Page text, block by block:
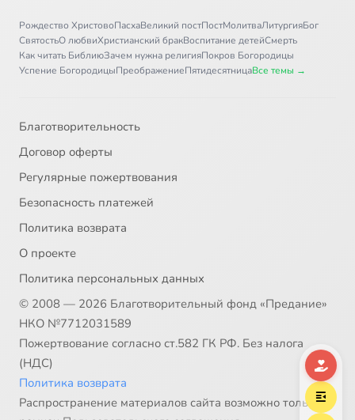
Рождество ХристовоПасхаВеликий постПостМолитваЛитургияБог
СвятостьО любвиХристианский бракВоспитание детейСмерть
Как читать БиблиюЗачем нужна религияПокров Богородицы
Успение БогородицыПреображениеПятидесятницаВсе темы →
Благотворительность
Договор оферты
Регулярные пожертвования
Безопасность платежей
Политика возврата
О проекте
Политика персональных данных
© 2008 — 2026 Благотворительный фонд «Предание»
НКО №7712031589
Пожертвование согласно ст.582 ГК РФ. Без налога
(НДС)
Политика возврата
Распространение материалов сайта возможно только в